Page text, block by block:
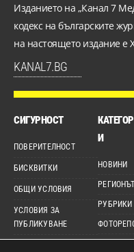
Изданието на „Канал 7
кодекс на българските
на настоящето издание е
KANAL7.BG
СИГУРНОСТ
ПОВЕРИТЕЛНОСТ
БИСКВИТКИ
ОБЩИ УСЛОВИЯ
УСЛОВИЯ ЗА
ПУБЛИКУВАНЕ
И
НОВИНИ
РЕГИОНЪТ
РУБРИКИ